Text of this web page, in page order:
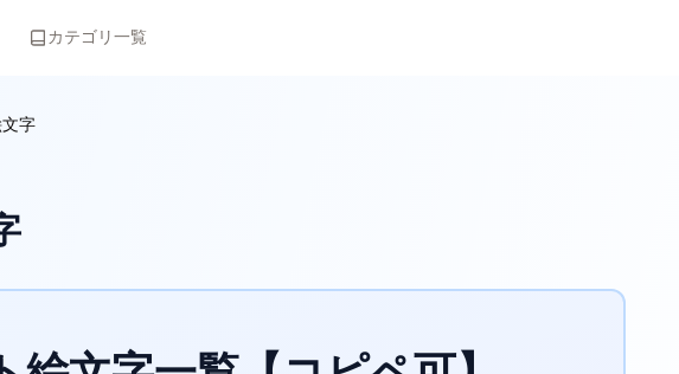
カテゴリ一覧
字